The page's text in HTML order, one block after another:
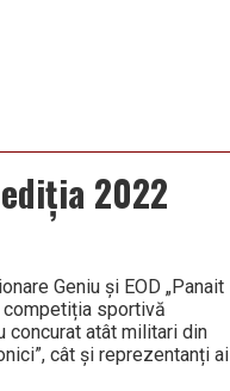
2022
Geniu și EOD „Panait
competiția sportivă
concurat atât militari din
cât și reprezentanți ai